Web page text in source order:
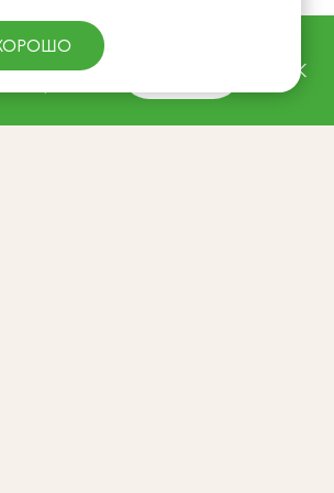
Место» наша!
знак доверия и любви
Спасибо каждому
онлайн.
конечно!